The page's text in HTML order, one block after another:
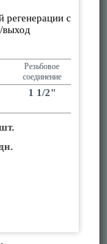
с
выход
Резьбовое
соединение
1 1/2"